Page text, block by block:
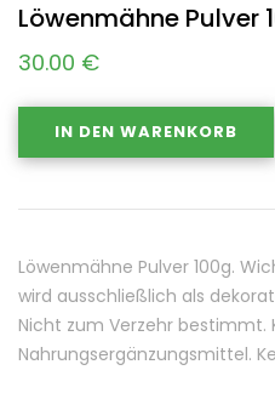
Löwenmähne Pulver
30.00 €
IN DEN WARENKORB
Löwenmähne Pulver 100g.
wird ausschließlich als
Nicht zum Verzehr bestimmt.
Nahrungsergänzungsmittel.